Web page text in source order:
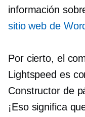
información
sitio web de
Por cierto, el
Lightspeed es
Constructor de
¡Eso significa